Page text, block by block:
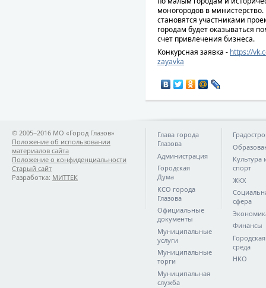
моногородов в
становятся участниками
городам будет оказываться
счет привлечения бизнеса.
Конкурсная заявка - https://
zayavka
© 2005−2016 МО «Город Глазов»
Положение об использовании
материалов сайта
Положение о конфиденциальности
Старый сайт
Разработка: МИТТЕК
Глава города
Глазова
Администрация
Городская
Дума
КСО города
Глазова
Официальные
документы
Муниципальные
услуги
Муниципальные
торги
Муниципальная
служба
Культура
спорт
ЖКХ
сфера
Финансы
Городская
среда
НКО